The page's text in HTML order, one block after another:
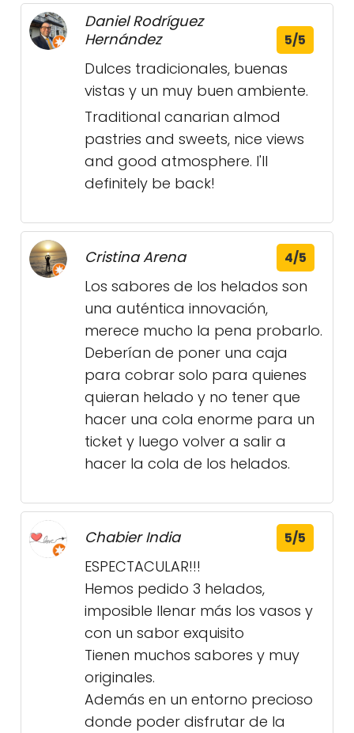
Daniel Rodríguez
Hernández
5/5
Dulces tradicionales, buenas
vistas y un muy buen ambiente.
Traditional canarian almod
pastries and sweets, nice views
and good atmosphere. I'll
definitely be back!
Cristina Arena 4/5
Los sabores de los helados son
una auténtica innovación,
merece mucho la pena probarlo.
Deberían de poner una caja
para cobrar solo para quienes
quieran helado y no tener que
hacer una cola enorme para un
ticket y luego volver a salir a
hacer la cola de los helados.
Chabier India 5/5
ESPECTACULAR!!!
Hemos pedido 3 helados,
imposible llenar más los vasos y
con un sabor exquisito
Tienen muchos sabores y muy
originales.
Además en un entorno precioso
donde poder disfrutar de la